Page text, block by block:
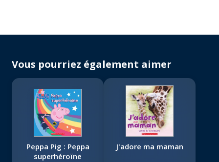
Vous pourriez également aimer
Peppa Pig : Peppa
superhéroïne
J'adore ma maman